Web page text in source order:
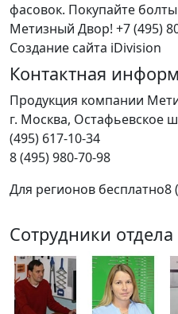
фасовок. Покупайте
Метизный Двор! +7 (495)
Создание сайта iDivision
Контактная
Продукция компании
г. Москва, Остафьевское
(495) 617-10-34
8 (495) 980-70-98
Для регионов бесплатно8
Сотрудники